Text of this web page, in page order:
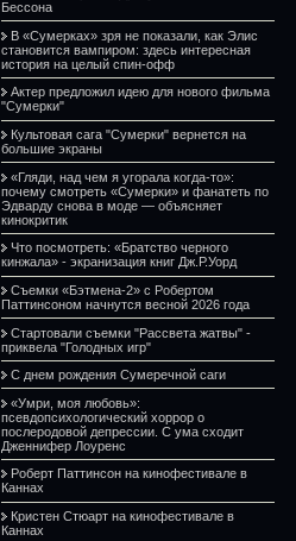
Бессона
В «Сумерках» зря не показали, как Элис
становится вампиром: здесь интересная
история на целый спин-офф
Актер предложил идею для нового фильма
"Сумерки"
Культовая сага "Сумерки" вернется на
большие экраны
«Гляди, над чем я угорала когда-то»:
почему смотреть «Сумерки» и фанатеть по
Эдварду снова в моде — объясняет
кинокритик
Что посмотреть: «Братство черного
кинжала» - экранизация книг Дж.Р.Уорд
Съемки «Бэтмена-2» с Робертом
Паттинсоном начнутся весной 2026 года
Стартовали съемки "Рассвета жатвы" -
приквела "Голодных игр"
С днем рождения Сумеречной саги
«Умри, моя любовь»:
псевдопсихологический хоррор о
послеродовой депрессии. С ума сходит
Дженнифер Лоуренс
Роберт Паттинсон на кинофестивале в
Каннах
Кристен Стюарт на кинофестивале в
Каннах